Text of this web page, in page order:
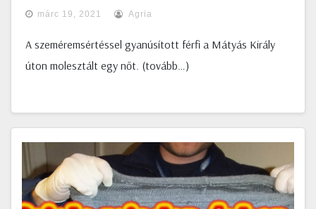
márc 19, 2021 Agria
A szeméremsértéssel gyanúsított férfi a Mátyás Király
úton molesztált egy nőt. (tovább…)